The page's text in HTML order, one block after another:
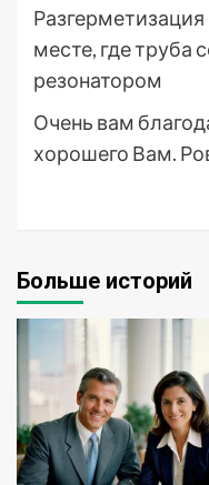
месте, где труба
резонатором
Очень вам
хорошего Вам.
Больше историй